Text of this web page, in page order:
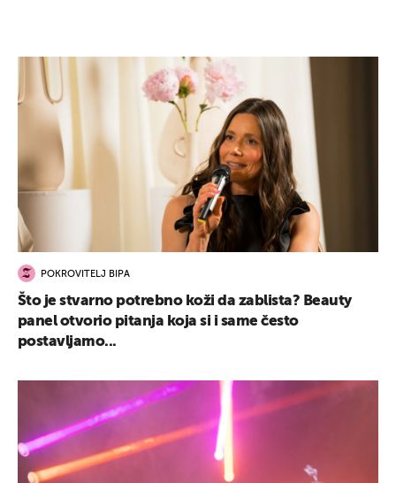
POKROVITELJ BIPA
Što je stvarno potrebno koži da zablista? Beauty
panel otvorio pitanja koja si i same često
postavljamo...
UKLJUČITE NOTIFIKACIJE